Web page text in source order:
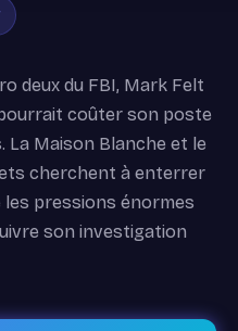
deux du FBI, Mark Felt
coûter son poste
La Maison Blanche et le
cherchent à enterrer
les pressions énormes
son investigation